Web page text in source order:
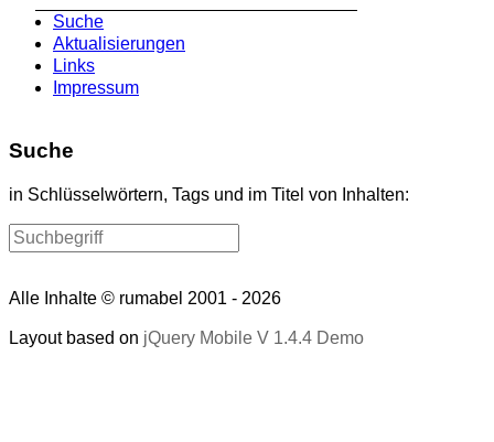
Suche
Aktualisierungen
Links
Impressum
Suche
in Schlüsselwörtern, Tags und im Titel von Inhalten:
Alle Inhalte © rumabel 2001 - 2026
Layout based on jQuery Mobile V 1.4.4 Demo